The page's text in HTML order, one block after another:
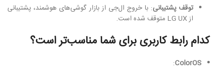
توقف پشتیبانی: با خروج ال‌جی از بازار گوشی‌های هوشمند، پشتیبانی
از LG UX متوقف شده است.
کدام رابط کاربری برای شما مناسب‌تر است؟
ColorOS
: